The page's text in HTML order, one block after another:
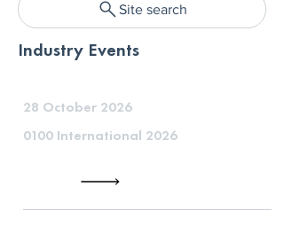
Site search
Industry Events
28 October 2026
0100 International 2026